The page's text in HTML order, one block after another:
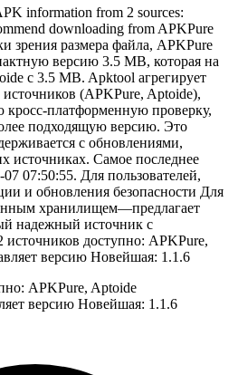
information from 2 sources:
downloading from APKPure
зрения размера файла, APKPure
версию 3.5 MB, которая на
с 3.5 MB. Apktool агрегирует
(APKPure, Aptoide),
кросс-платформенную проверку,
подходящую версию. Это
с обновлениями,
источниках. Самое последнее
07:50:55. Для пользователей,
и обновления безопасности Для
хранилищем—предлагает
надежный источник с
доступно: APKPure,
версию Новейшая: 1.1.6
APKPure, Aptoide
версию Новейшая: 1.1.6